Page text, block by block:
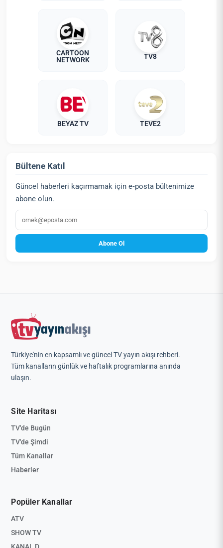
CARTOON
NETWORK
TV8
BEYAZ TV TEVE2
Bültene Katıl
Güncel haberleri kaçırmamak için e‑posta bültenimize
abone olun.
E‑posta
Abone Ol
Türkiye'nin en kapsamlı ve güncel TV yayın akışı rehberi.
Tüm kanalların günlük ve haftalık programlarına anında
ulaşın.
Site Haritası
TV'de Bugün
TV'de Şimdi
Tüm Kanallar
Haberler
Popüler Kanallar
ATV
SHOW TV